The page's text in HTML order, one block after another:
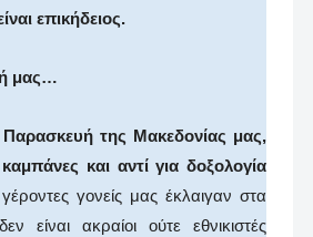
επικήδειος.
μας…
της Μακεδονίας μας,
και αντί για δοξολογία
γονείς μας έκλαιγαν στα
ακραίοι ούτε εθνικιστές